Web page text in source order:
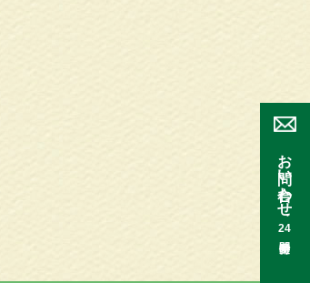
お問い合わせ
24